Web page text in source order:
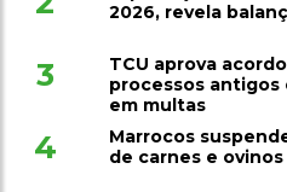
Exportações
TCU aprova
processos antigos
em multas
Marrocos